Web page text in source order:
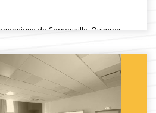
de Cornouaille, Quimper
rubrique LIRE LA SUITE